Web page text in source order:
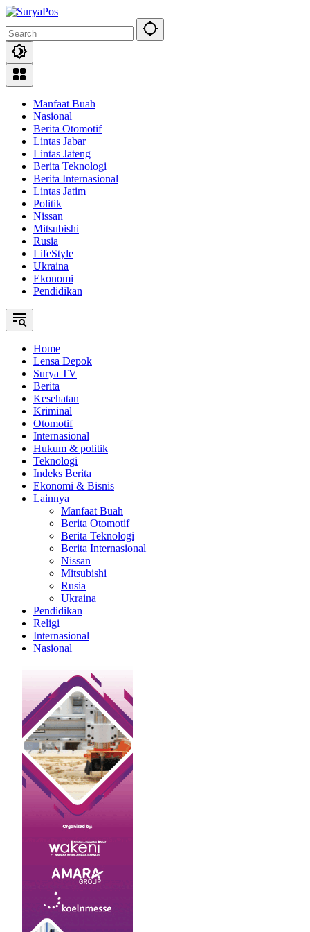
Skip
content
Manfaat Buah
Nasional
Berita Otomotif
Lintas Jabar
Lintas Jateng
Berita Teknologi
Berita Internasional
Lintas Jatim
Politik
Nissan
Mitsubishi
Rusia
LifeStyle
Ukraina
Ekonomi
Pendidikan
Home
Lensa Depok
Surya TV
Berita
Kesehatan
Kriminal
Otomotif
Internasional
Hukum & politik
Teknologi
Indeks Berita
Ekonomi & Bisnis
Lainnya
Manfaat Buah
Berita Otomotif
Berita Teknologi
Berita Internasional
Nissan
Mitsubishi
Rusia
Ukraina
Pendidikan
Religi
Internasional
Nasional